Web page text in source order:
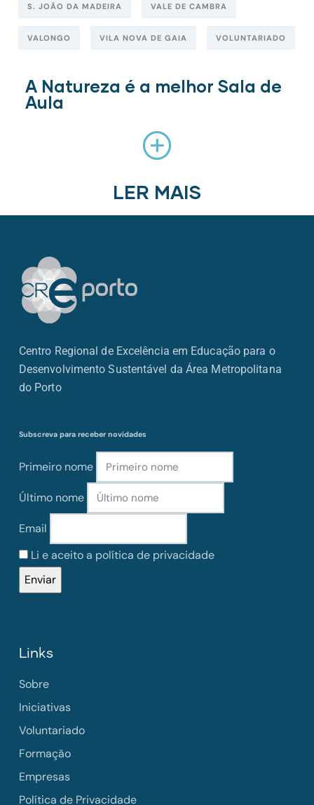
S. JOÃO DA MADEIRA VALE DE CAMBRA
VALONGO VILA NOVA DE GAIA VOLUNTARIADO
A Natureza é a melhor Sala de
Aula
LER MAIS
Centro Regional de Excelência em Educação para o
Desenvolvimento Sustentável da Área Metropolitana
do Porto
Subscreva para receber novidades
Primeiro nome
Último nome
Email
Li e aceito a política de privacidade
Links
Sobre
Iniciativas
Voluntariado
Formação
Empresas
Política de Privacidade